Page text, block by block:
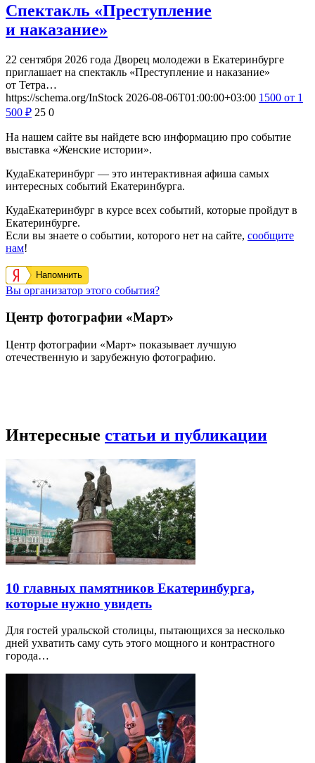
Спектакль «Преступление
и наказание»
22 сентября 2026 года Дворец молодежи в Екатеринбурге
приглашает на спектакль «Преступление и наказание»
от Тетра…
https://schema.org/InStock 2026-08-06T01:00:00+03:00 1500 от 1
500 ₽ 25 0
На нашем сайте вы найдете всю информацию про событие
выставка «Женские истории».
КудаЕкатеринбург — это интерактивная афиша самых
интересных событий Екатеринбурга.
КудаЕкатеринбург в курсе всех событий, которые пройдут в
Екатеринбурге.
Если вы знаете о событии, которого нет на сайте, сообщите
нам!
Напомнить
Вы организатор этого события?
Центр фотографии «Март»
Центр фотографии «Март» показывает лучшую
отечественную и зарубежную фотографию.
Интересные статьи и публикации
10 главных памятников Екатеринбурга,
которые нужно увидеть
Для гостей уральской столицы, пытающихся за несколько
дней ухватить саму суть этого мощного и контрастного
города…